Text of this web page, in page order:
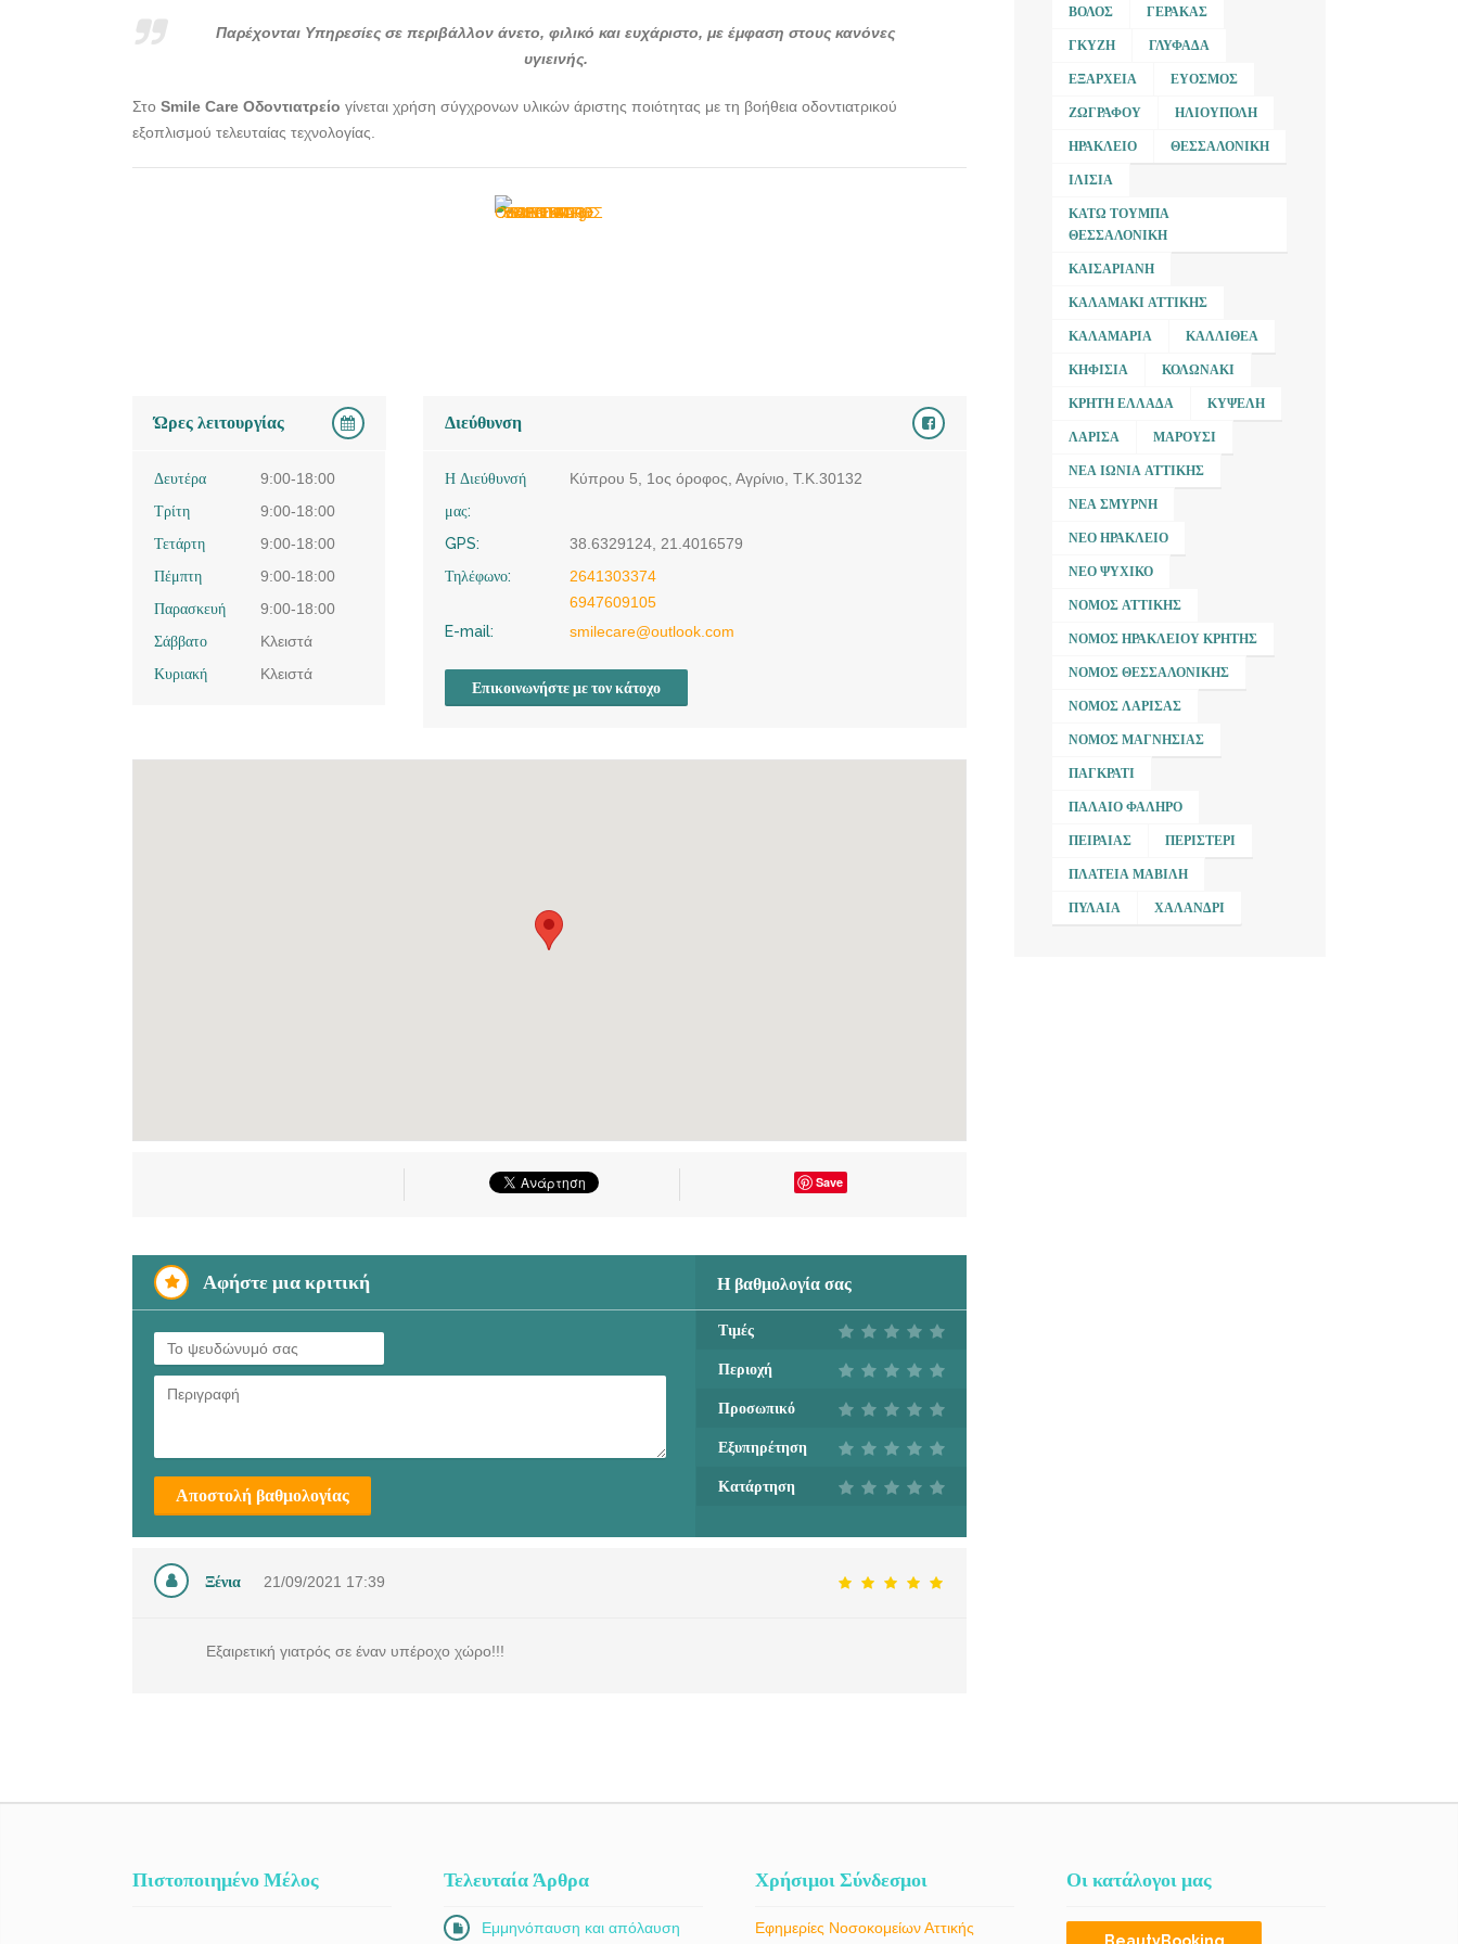
ΟΔΟΝΤΙΑΤΡΟΣ
--- doctors4u.gr
ΧΕΙΡΟΥΡΓΟΣ ΑΓΡΙΝΙΟ
Παρέχονται Υπηρεσίες σε περιβάλλον άνετο, φιλικό και ευχάριστο, με έμφαση στους κανόνες
υγιεινής.
Στο Smile Care Οδοντιατρείο γίνεται χρήση σύγχρονων υλικών άριστης ποιότητας με τη βοήθεια οδοντιατρικού
εξοπλισμού τελευταίας τεχνολογίας.
Ώρες λειτουργίας
Δευτέρα
9:00-18:00
Τρίτη
9:00-18:00
Τετάρτη
9:00-18:00
Πέμπτη
9:00-18:00
Παρασκευή
9:00-18:00
Σάββατο
Κλειστά
Κυριακή
Κλειστά
Διεύθυνση
Η Διεύθυνσή
μας:
Κύπρου 5, 1ος όροφος, Αγρίνιο, Τ.Κ.30132
GPS:
38.6329124, 21.4016579
Τηλέφωνο:
2641303374
6947609105
E-mail:
smilecare@outlook.com
Επικοινωνήστε με τον κάτοχο
Save
Αφήστε μια κριτική Η βαθμολογία σας
Τιμές
Περιοχή
Προσωπικό
Εξυπηρέτηση
Κατάρτηση
Αποστολή βαθμολογίας
Ξένια 21/09/2021 17:39
Εξαιρετική γιατρός σε έναν υπέροχο χώρο!!!
ΒΌΛΟΣ ΓΈΡΑΚΑΣ
ΓΚΎΖΗ ΓΛΥΦΆΔΑ
ΕΞΆΡΧΕΙΑ ΕΎΟΣΜΟΣ
ΖΩΓΡΆΦΟΥ ΗΛΙΟΎΠΟΛΗ
ΗΡΆΚΛΕΙΟ ΘΕΣΣΑΛΟΝΊΚΗ
ΙΛΊΣΙΑ
ΚΆΤΩ ΤΟΎΜΠΑ
ΘΕΣΣΑΛΟΝΊΚΗ
ΚΑΙΣΑΡΙΑΝΉ
ΚΑΛΑΜΆΚΙ ΑΤΤΙΚΉΣ
ΚΑΛΑΜΑΡΙΆ ΚΑΛΛΙΘΈΑ
ΚΗΦΙΣΙΆ ΚΟΛΩΝΆΚΙ
ΚΡΉΤΗ ΕΛΛΆΔΑ ΚΥΨΈΛΗ
ΛΆΡΙΣΑ ΜΑΡΟΎΣΙ
ΝΈΑ ΙΩΝΊΑ ΑΤΤΙΚΉΣ
ΝΈΑ ΣΜΎΡΝΗ
ΝΈΟ ΗΡΆΚΛΕΙΟ
ΝΈΟ ΨΥΧΙΚΌ
ΝΟΜΌΣ ΑΤΤΙΚΉΣ
ΝΟΜΌΣ ΗΡΑΚΛΕΊΟΥ ΚΡΉΤΗΣ
ΝΟΜΌΣ ΘΕΣΣΑΛΟΝΊΚΗΣ
ΝΟΜΌΣ ΛΆΡΙΣΑΣ
ΝΟΜΌΣ ΜΑΓΝΗΣΊΑΣ
ΠΑΓΚΡΆΤΙ
ΠΑΛΑΙΌ ΦΆΛΗΡΟ
ΠΕΙΡΑΙΆΣ ΠΕΡΙΣΤΈΡΙ
ΠΛΑΤΕΊΑ ΜΑΒΊΛΗ
ΠΥΛΑΊΑ ΧΑΛΆΝΔΡΙ
Πιστοποιημένο Μέλος Τελευταία Άρθρα
Εμμηνόπαυση και απόλαυση
Χρήσιμοι Σύνδεσμοι
Εφημερίες Νοσοκομείων Αττικής
Οι κατάλογοι μας